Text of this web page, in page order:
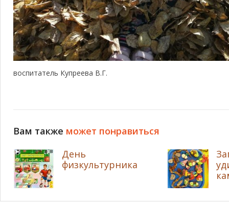
воспитатель Купреева В.Г.
Вам также может понравиться
День
физкультурника